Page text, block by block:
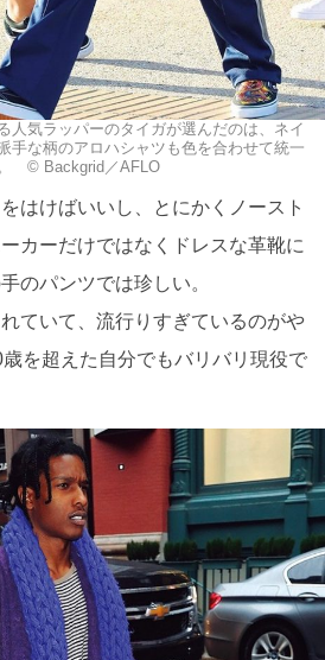
人気ラッパーのタイガが選んだのは、ネイ
手な柄のアロハシャツも色を合わせて統一
© Backgrid／AFLO
はけばいいし、とにかくノースト
カーだけではなくドレスな革靴に
のパンツでは珍しい。
ていて、流行りすぎているのがや
を超えた自分でもバリバリ現役で